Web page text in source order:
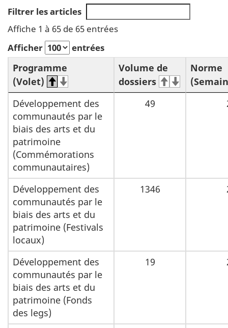
Filtrer les articles
Affiche 1 à 65 de 65 entrées
Afficher
entrées
Programme
(Volet)
Volume de
dossiers
Norme
Développement des
communautés par le
biais des arts et du
patrimoine
(Commémorations
communautaires)
49
Développement des
communautés par le
biais des arts et du
patrimoine (Festivals
locaux)
1346
Développement des
communautés par le
biais des arts et du
patrimoine (Fonds
des legs)
19